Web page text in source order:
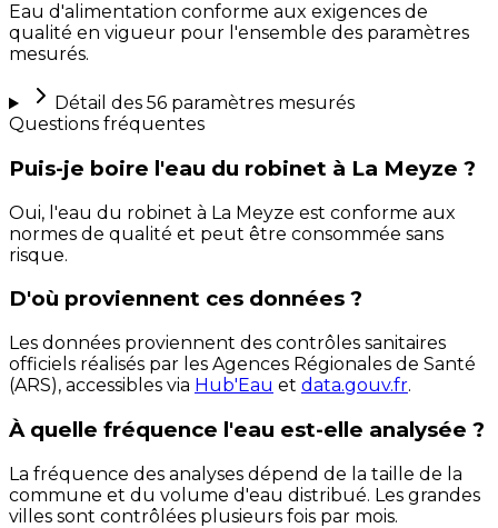
Eau d'alimentation conforme aux exigences de
qualité en vigueur pour l'ensemble des paramètres
mesurés.
Détail des 56paramètres mesurés
Questions fréquentes
Puis-je boire l'eau du robinet à La Meyze ?
Oui, l'eau du robinet à La Meyze est conforme aux
normes de qualité et peut être consommée sans
risque.
D'où proviennent ces données ?
Les données proviennent des contrôles sanitaires
officiels réalisés par les Agences Régionales de Santé
(ARS), accessibles via Hub'Eau et data.gouv.fr.
À quelle fréquence l'eau est-elle analysée ?
La fréquence des analyses dépend de la taille de la
commune et du volume d'eau distribué. Les grandes
villes sont contrôlées plusieurs fois par mois.